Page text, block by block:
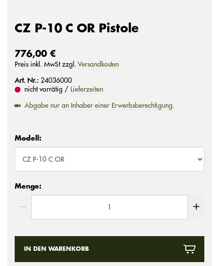
CZ P-10 C OR Pistole
776,00 €
Preis inkl. MwSt zzgl. Versandkosten
Art. Nr.: 24036000
nicht vorrätig / Lieferzeiten
Abgabe nur an Inhaber einer Erwerbsberechtigung.
Modell:
Menge:
IN DEN WARENKORB